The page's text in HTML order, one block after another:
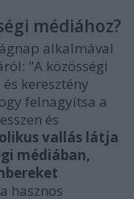
médiához?
alkalmával
"A közösségi
keresztény
felnagyítsa a
és
vallás látja
médiában,
hasznos